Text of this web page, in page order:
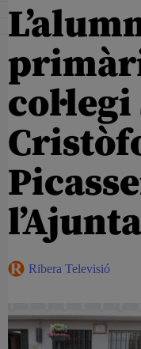
Ribera Televisió